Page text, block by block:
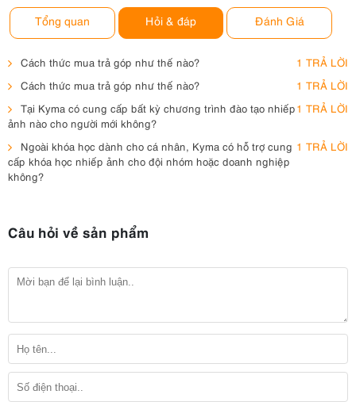
Tổng quan Hỏi & đáp Đánh Giá
Cách thức mua trả góp như thế nào?
1 TRẢ LỜI
Cách thức mua trả góp như thế nào?
1 TRẢ LỜI
Tại Kyma có cung cấp bất kỳ chương trình đào tạo nhiếp
ảnh nào cho người mới không?
1 TRẢ LỜI
Ngoài khóa học dành cho cá nhân, Kyma có hỗ trợ cung
cấp khóa học nhiếp ảnh cho đội nhóm hoặc doanh nghiệp
không?
1 TRẢ LỜI
Câu hỏi về sản phẩm